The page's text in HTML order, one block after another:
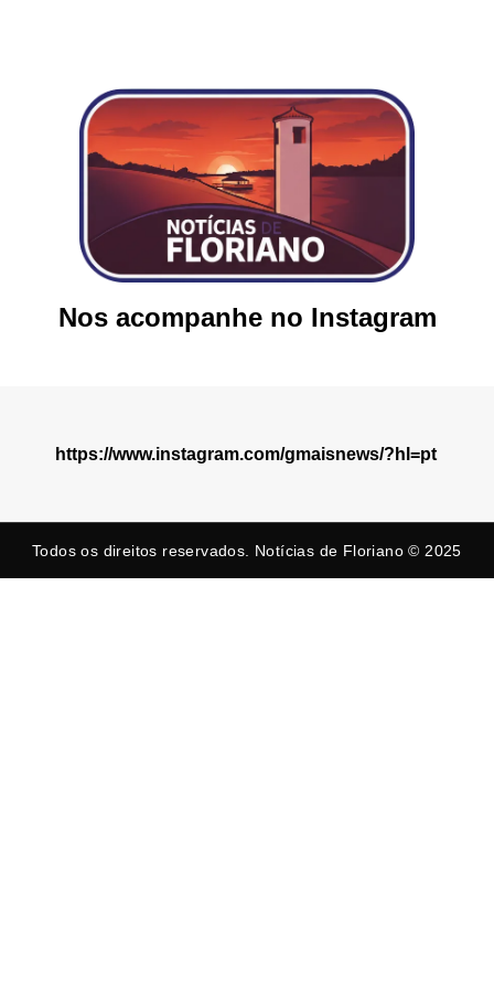
Nos acompanhe no Instagram
https://www.instagram.com/gmaisnews/?hl=pt
Todos os direitos reservados. Notícias de Floriano © 2025